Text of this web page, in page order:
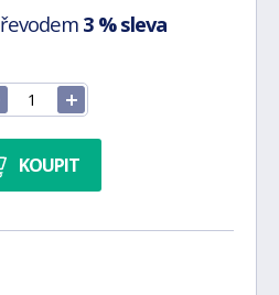
3 % sleva
KOUPIT